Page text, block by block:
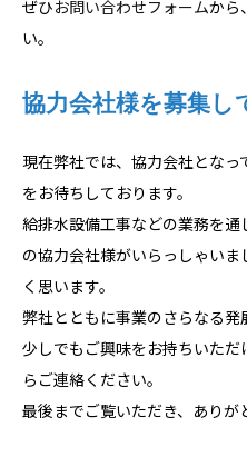
ぜひお問い合わせフォームから
い。
協力会社様を募集し
現在弊社では、協力会社とな
をお待ちしております。
給排水設備工事などの業務を
の協力会社様がいらっしゃい
く思います。
弊社とともに事業のさらなる発
少しでもご興味をお持ちいただ
らご連絡ください。
最後までご覧いただき、ありが